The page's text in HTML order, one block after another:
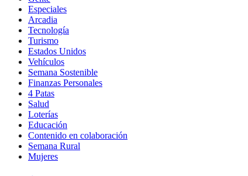
Especiales
Arcadia
Tecnología
Turismo
Estados Unidos
Vehículos
Semana Sostenible
Finanzas Personales
4 Patas
Salud
Loterías
Educación
Contenido en colaboración
Semana Rural
Mujeres